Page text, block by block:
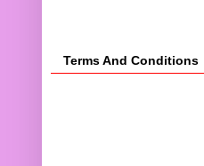
Terms And Conditions